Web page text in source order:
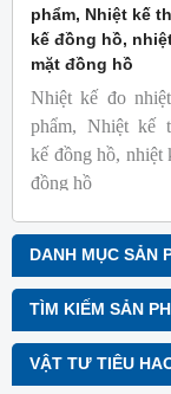
DANH MỤC SẢN
TÌM KIẾM SẢN
VẬT TƯ TIÊU
phẩm, Nhiệt kế
kế đồng hồ,
mặt đồng hồ
Nhiệt kế đo
phẩm, Nhiệt kế
kế đồng hồ, nhiệt
đồng hồ
Thương hiệu: